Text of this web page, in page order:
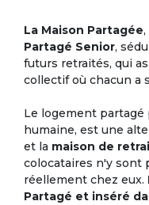
La Maison Partagée
Partagé Senior,
futurs retraités, qui
collectif où chacun a
Le logement partagé
humaine, est une
et la maison de
colocataires n'y sont
réellement chez eux.
Partagé et inséré